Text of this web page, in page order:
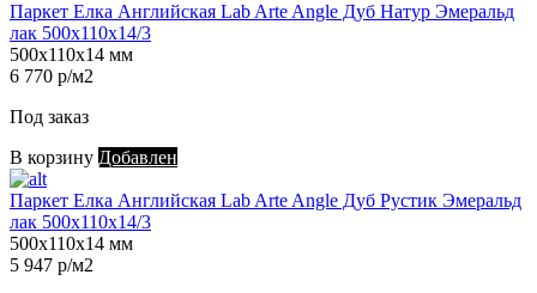
Паркет Елка Английская Lab Arte Angle Дуб Натур Эмеральд
лак 500х110х14/3
500х110х14 мм
6 770 р/м2
Под заказ
В корзину Добавлен
Паркет Елка Английская Lab Arte Angle Дуб Рустик Эмеральд
лак 500х110х14/3
500х110х14 мм
5 947 р/м2